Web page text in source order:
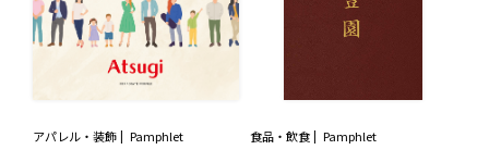
アパレル・装飾 Pamphlet 食品・飲食 Pamphlet